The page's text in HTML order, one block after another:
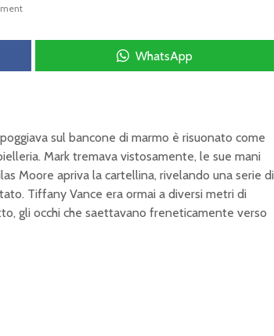
WhatsApp
sul bancone di marmo è risuonato come
Mark tremava vistosamente, le sue mani
Moore apriva la cartellina, rivelando una serie di
Tiffany Vance era ormai a diversi metri di
gli occhi che saettavano freneticamente verso